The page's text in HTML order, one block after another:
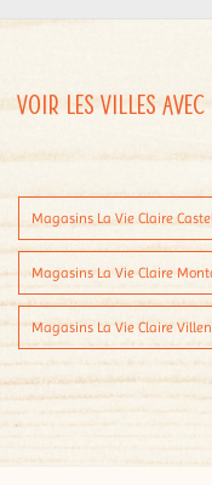
Voir les villes avec
Magasins La Vie Claire
Magasins La Vie Claire
Magasins La Vie Claire